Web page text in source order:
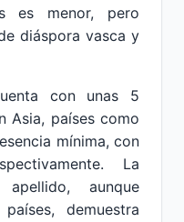
es menor, pero
diáspora vasca y
con unas 5
Asia, países como
mínima, con
La
aunque
demuestra